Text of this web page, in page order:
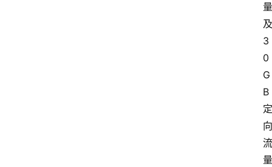
量
及
3
0
G
B
定
向
流
量